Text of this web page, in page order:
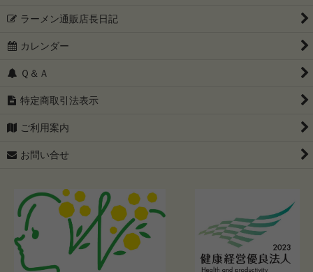
・個性派ラーメン・つけ麺
ご当地インスタントラーメン だし麺
インスタントラーメン
ラーメンの具トッピング
こってり系が好きな方に
あっさり系が好きな方に
只今、ラーメン訳ありセール開催中
グルテンフリー
送・送料込み）
プレゼントに人気の食品
札幌味噌ラーメンの歴史と特徴を徹底解説
【家系ラーメン完全ガイド】本家はどこ？歴史から特徴、ラーメ
ン界への衝撃まで徹底解説！
ラーメン通販店長日記
カレンダー
Ｑ＆Ａ
特定商取引法表示
ご利用案内
お問い合せ